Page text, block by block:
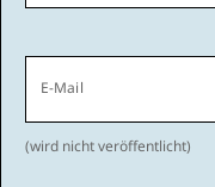
E-Mail
(wird nicht veröffentlicht)